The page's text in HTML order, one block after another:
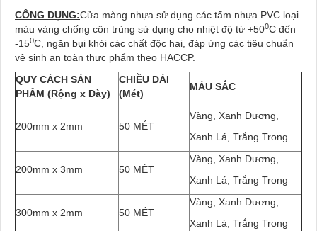
CÔNG DỤNG:Cửa màng nhựa sử dụng các tấm nhựa PVC loại
màu vàng chống côn trùng sử dụng cho nhiệt độ từ +500C đến
-150C, ngăn bụi khói các chất độc hai, đáp ứng các tiêu chuẩn
vệ sinh an toàn thực phẩm theo HACCP.
QUY CÁCH SẢN
PHẢM (Rộng x Dày)
CHIỀU DÀI
(Mét)
MÀU SẮC
200mm x 2mm 50 MÉT
Vàng, Xanh Dương,
Xanh Lá, Trắng Trong
200mm x 3mm 50 MÉT
Vàng, Xanh Dương,
Xanh Lá, Trắng Trong
300mm x 2mm 50 MÉT
Vàng, Xanh Dương,
Xanh Lá, Trắng Trong